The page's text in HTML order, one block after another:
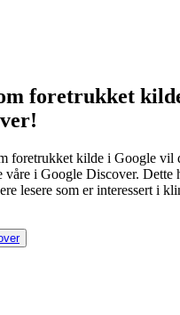
foretrukket
foretrukket kilde i Google vil
våre i Google Discover. Dette
lesere som er interessert i